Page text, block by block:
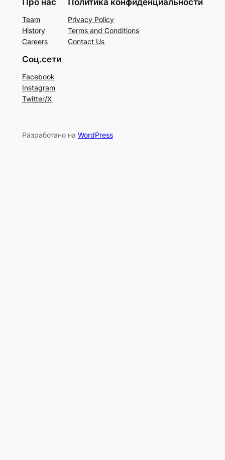
Про нас
Team
History
Careers
Политика конфиденциальности
Privacy Policy
Terms and Conditions
Contact Us
Соц.сети
Facebook
Instagram
Twitter/X
Разработано на WordPress